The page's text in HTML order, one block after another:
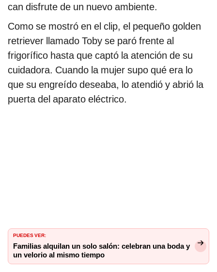
can disfrute de un nuevo ambiente.
Como se mostró en el clip, el pequeño golden
retriever llamado Toby se paró frente al
frigorífico hasta que captó la atención de su
cuidadora. Cuando la mujer supo qué era lo
que su engreído deseaba, lo atendió y abrió la
puerta del aparato eléctrico.
PUEDES VER:
Familias alquilan un solo salón: celebran una boda y
un velorio al mismo tiempo